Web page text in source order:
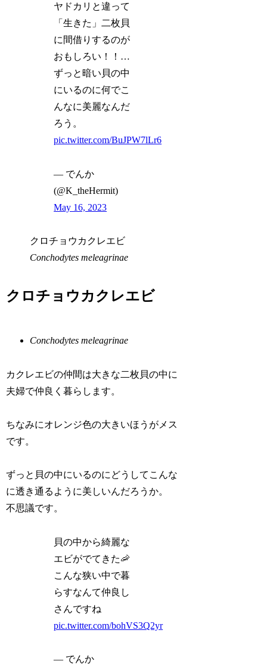
ヤドカリと違って
「生きた」二枚貝
に間借りするのが
おもしろい！！…
ずっと暗い貝の中
にいるのに何でこ
んなに美麗なんだ
ろう。
pic.twitter.com/BuJPW7lLr6
— でんか
(@K_theHermit)
May 16, 2023
クロチョウカクレエビ
Conchodytes meleagrinae
クロチョウカクレエビ
Conchodytes meleagrinae
カクレエビの仲間は大きな二枚貝の中に
夫婦で仲良く暮らします。
ちなみにオレンジ色の大きいほうがメス
です。
ずっと貝の中にいるのにどうしてこんな
に透き通るように美しいんだろうか。
不思議です。
貝の中から綺麗な
エビがでてきた🦐
こんな狭い中で暮
らすなんて仲良し
さんですね
pic.twitter.com/bohVS3Q2yr
— でんか